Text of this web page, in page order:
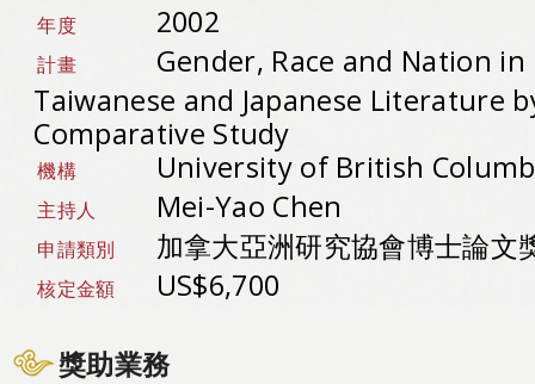
年度 2002
計畫
Gender, Race and Nation
Taiwanese and Japanese Literature
Comparative Study
機構 University of British
主持人 Mei-Yao Chen
申請類別 加拿大亞洲研究協會博士論文
核定金額 US$6,700
獎助業務